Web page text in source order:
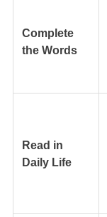
Complete
the Words
Read in
Daily Life